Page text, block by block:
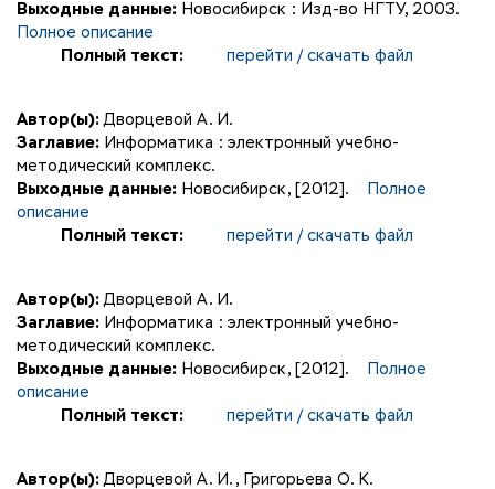
Выходные данные: Новосибирск : Изд-во НГТУ, 2003.
Полное описание
Полный текст:
перейти / скачать файл
Автор(ы): Дворцевой А. И.
Заглавие: Информатика : электронный учебно-
методический комплекс.
Выходные данные: Новосибирск, [2012].
Полное
описание
Полный текст:
перейти / скачать файл
Автор(ы): Дворцевой А. И.
Заглавие: Информатика : электронный учебно-
методический комплекс.
Выходные данные: Новосибирск, [2012].
Полное
описание
Полный текст:
перейти / скачать файл
Автор(ы): Дворцевой А. И. , Григорьева О. К.